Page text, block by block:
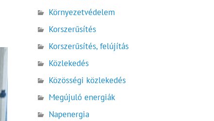
Környezetvédelem
Korszerűsítés
Korszerűsítés, felújítás
Közlekedés
Közösségi közlekedés
Megújuló energiák
Napenergia